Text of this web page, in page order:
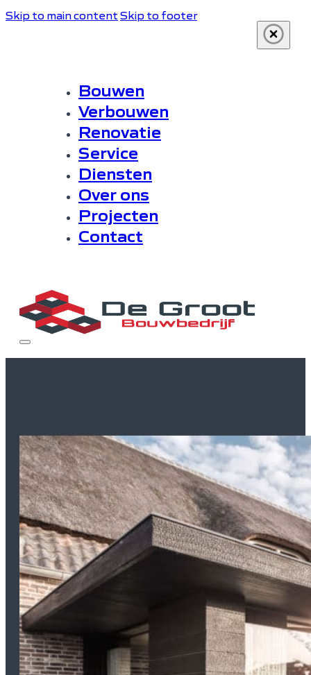
Skip to main content Skip to footer
Bouwen
Verbouwen
Renovatie
Service
Diensten
Over ons
Projecten
Contact